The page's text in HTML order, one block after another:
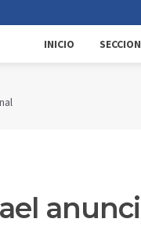
INICIO